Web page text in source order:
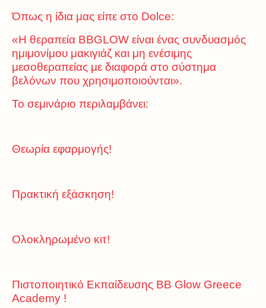
Όπως η ίδια μας είπε στο Dolce:
«Η θεραπεία BBGLOW είναι ένας συνδυασμός
ημιμονίμου μακιγιάζ και μη ενέσιμης
μεσοθεραπείας με διαφορά στο σύστημα
βελόνων που χρησιμοποιούνται».
Το σεμινάριο περιλαμβάνει:
Θεωρία εφαρμογής!
Πρακτική εξάσκηση!
Ολοκληρωμένο κιτ!
Πιστοποιητικό Εκπαίδευσης BB Glow Greece
Academy !